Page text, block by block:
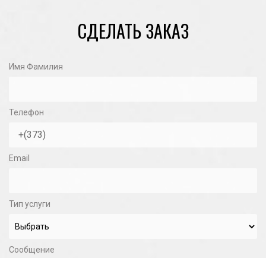
СДЕЛАТЬ ЗАКАЗ
Имя Фамилия
Телефон
Email
Тип услуги
Сообщение